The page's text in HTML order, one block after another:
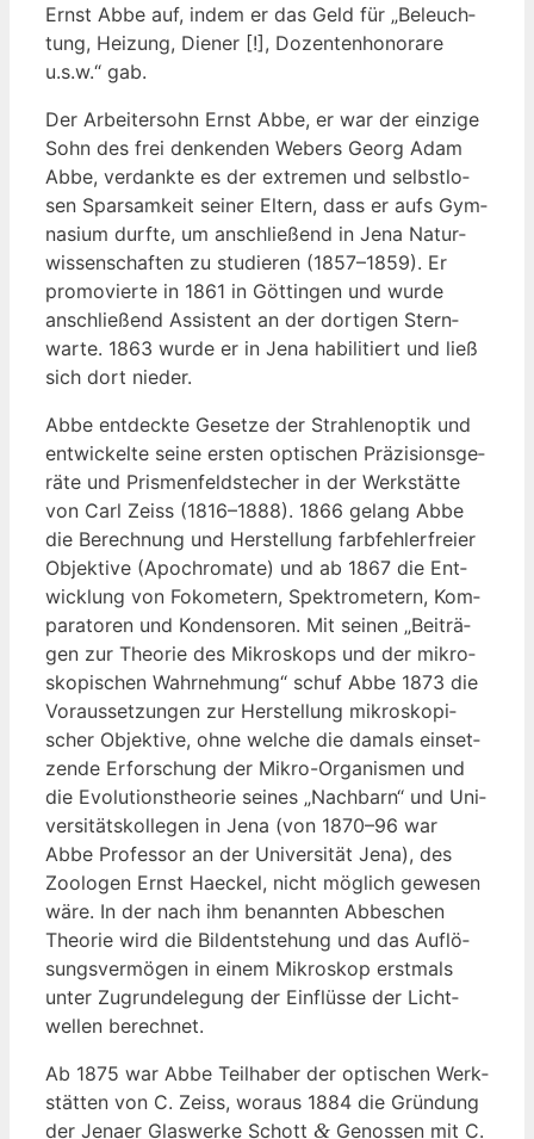
Ernst Abbe auf, indem er das Geld für „Beleuch­
tung, Hei­zung, Die­ner [!], Dozen­ten­ho­no­ra­re
u.s.w.“ gab.
Der Arbei­ter­sohn Ernst Abbe, er war der ein­zi­ge
Sohn des frei den­ken­den Webers Georg Adam
Abbe, ver­dank­te es der extre­men und selbst­lo­
sen Spar­sam­keit sei­ner Eltern, dass er aufs Gym­
na­si­um durf­te, um anschlie­ßend in Jena Natur­
wis­sen­schaf­ten zu stu­die­ren (1857–1859). Er
pro­mo­vier­te in 1861 in Göt­tin­gen und wur­de
anschlie­ßend Assis­tent an der dor­ti­gen Stern­
war­te. 1863 wur­de er in Jena habi­li­tiert und ließ
sich dort nieder.
Abbe ent­deck­te Geset­ze der Strah­len­op­tik und
ent­wi­ckel­te sei­ne ers­ten opti­schen Prä­zi­si­ons­ge­
rä­te und Pris­men­feld­ste­cher in der Werk­stät­te
von Carl Zeiss (1816–1888). 1866 gelang Abbe
die Berech­nung und Her­stel­lung farb­feh­ler­frei­er
Objek­ti­ve (Apo­chro­ma­te) und ab 1867 die Ent­
wick­lung von Foko­me­tern, Spek­tro­me­tern, Kom­
pa­ra­to­ren und Kon­den­so­ren. Mit sei­nen „Bei­trä­
gen zur Theo­rie des Mikro­skops und der mikro­
sko­pi­schen Wahr­neh­mung“ schuf Abbe 1873 die
Vor­aus­set­zun­gen zur Her­stel­lung mikro­sko­pi­
scher Objek­ti­ve, ohne wel­che die damals ein­set­
zen­de Erfor­schung der Mikro-Orga­nis­men und
die Evo­lu­ti­ons­theo­rie sei­nes „Nach­barn“ und Uni­
ver­si­täts­kol­le­gen in Jena (von 1870–96 war
Abbe Pro­fes­sor an der Uni­ver­si­tät Jena), des
Zoo­lo­gen Ernst Hae­ckel, nicht mög­lich gewe­sen
wäre. In der nach ihm benann­ten Abbe­schen
Theo­rie wird die Bild­ent­ste­hung und das Auf­lö­
sungs­ver­mö­gen in einem Mikro­skop erst­mals
unter Zugrun­de­le­gung der Ein­flüs­se der Licht­
wel­len berechnet.
Ab 1875 war Abbe Teil­ha­ber der opti­schen Werk­
stät­ten von C. Zeiss, wor­aus 1884 die Grün­dung
der Jena­er Glas­wer­ke Schott & Genos­sen mit C.